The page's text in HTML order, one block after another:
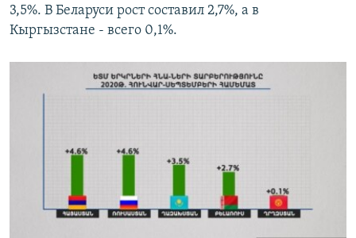
3,5%. В Беларуси рост составил 2,7%, а в
Кыргызстане - всего 0,1%.